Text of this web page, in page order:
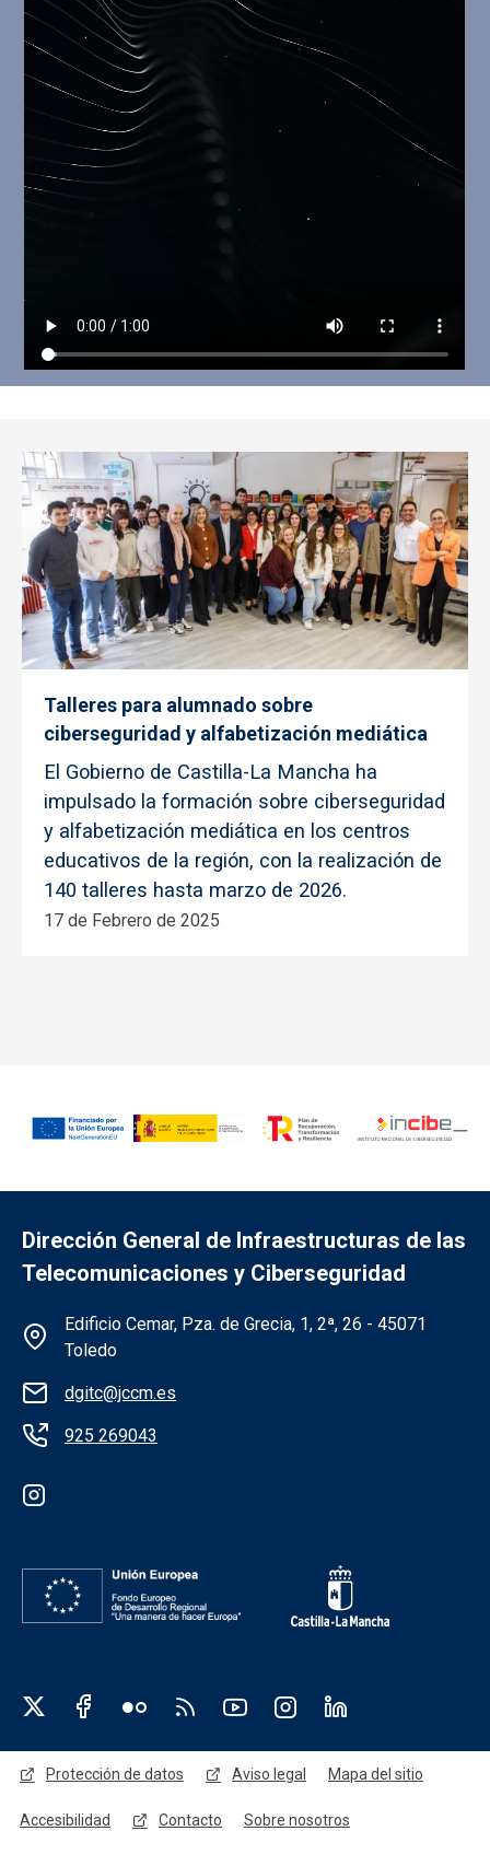
Talleres para alumnado sobre
ciberseguridad y alfabetización mediática
El Gobierno de Castilla-La Mancha ha
impulsado la formación sobre ciberseguridad
y alfabetización mediática en los centros
educativos de la región, con la realización de
140 talleres hasta marzo de 2026.
17 de Febrero de 2025
Dirección General de Infraestructuras de las
Telecomunicaciones y Ciberseguridad
Información de la institución
Edificio Cemar, Pza. de Grecia, 1, 2ª, 26 - 45071
Toledo
dgitc@jccm.es
925 269043
Redes sociales institución
Redes sociales JCCM
Menú legal
Protección de datos Aviso legal Mapa del sitio
Accesibilidad Contacto Sobre nosotros